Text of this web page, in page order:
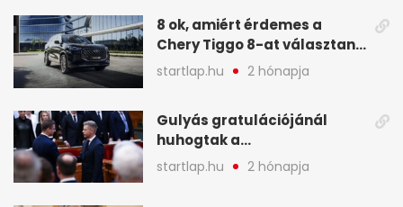
8 ok, amiért érdemes a
Chery Tiggo 8-at választani!
(X)
startlap.hu 2 hónapja
Gulyás gratulációjánál
huhogtak a
leghangosabban, miután
Magyart miniszterelnökké
startlap.hu 2 hónapja